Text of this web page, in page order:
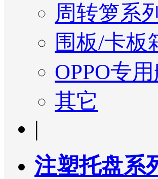
周转箩系列
围板/卡板
OPPO专
其它
|
注塑托盘系